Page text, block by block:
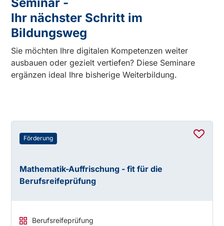
Ihr nächster Schritt im
Bildungsweg
Sie möchten Ihre digitalen Kompetenzen weiter
ausbauen oder gezielt vertiefen? Diese Seminare
ergänzen ideal Ihre bisherige Weiterbildung.
Förderung
Mathematik-Auffrischung - fit für die
Berufsreifeprüfung
Berufsreifeprüfung